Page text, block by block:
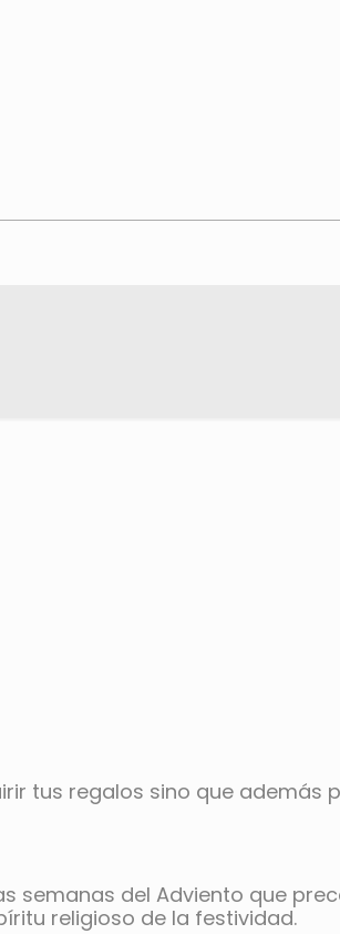
tus regalos sino que además
semanas del Adviento que
religioso de la festividad.